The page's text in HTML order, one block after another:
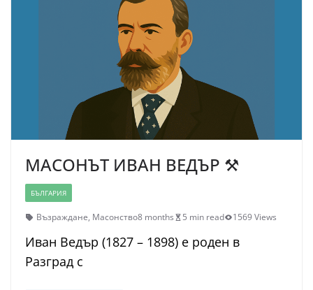
МАСОНЪТ ИВАН ВЕДЪР ⚒
БЪЛГАРИЯ
Възраждане, Масонство8 months 5 min read 1569 Views
Иван Ведър (1827 – 1898) е роден в
Разград с